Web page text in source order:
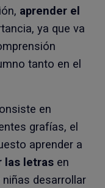
aprender el
ya que va
tanto en el
en
grafías, el
aprender a
las letras en
desarrollar